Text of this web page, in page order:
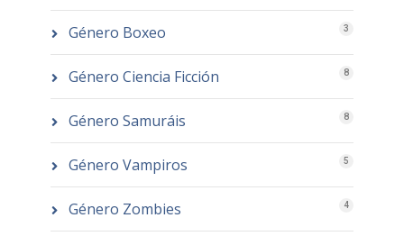
Género Boxeo 3
Género Ciencia Ficción 8
Género Samuráis 8
Género Vampiros 5
Género Zombies 4